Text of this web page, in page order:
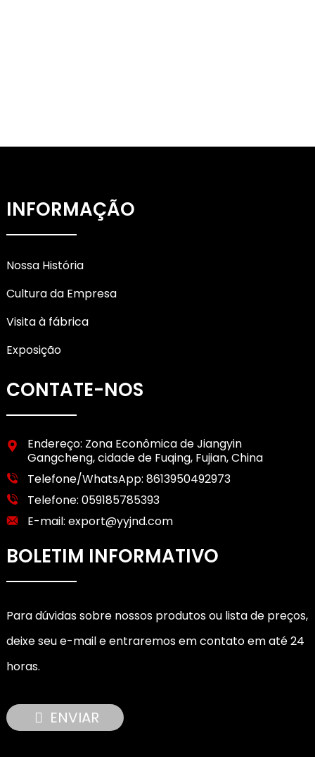
INFORMAÇÃO
Nossa História
Cultura da Empresa
Visita à fábrica
Exposição
CONTATE-NOS
Endereço: Zona Econômica de Jiangyin
Gangcheng, cidade de Fuqing, Fujian, China
Telefone/WhatsApp: 8613950492973
Telefone: 059185785393
E-mail: export@yyjnd.com
BOLETIM INFORMATIVO
Para dúvidas sobre nossos produtos ou lista de preços,
deixe seu e-mail e entraremos em contato em até 24
horas.
ENVIAR